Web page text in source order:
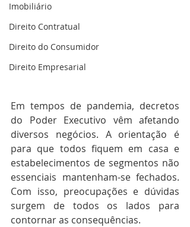
Imobiliário
Direito Contratual
Direito do Consumidor
Direito Empresarial
Em tempos de pandemia, decretos
do Poder Executivo vêm afetando
diversos negócios. A orientação é
para que todos fiquem em casa e
estabelecimentos de segmentos não
essenciais mantenham-se fechados.
Com isso, preocupações e dúvidas
surgem de todos os lados para
contornar as consequências.